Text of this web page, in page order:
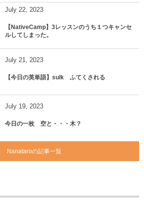
July 22, 2023
【NativeCamp】3レッスンのうち１つキャンセ
ルしてしまった。
July 21, 2023
【今日の英単語】sulk ふてくされる
July 19, 2023
今日の一枚 空と・・・木？
Nanataroの記事一覧